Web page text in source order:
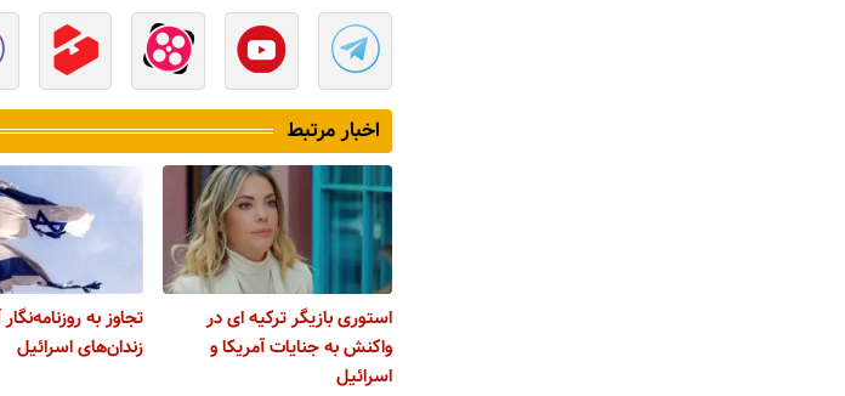
اخبار مرتبط
استوری بازیگر ترکیه ای در
واکنش به جنایات آمریکا و
اسرائیل
تجاوز به
زندان‌های اسرائیل